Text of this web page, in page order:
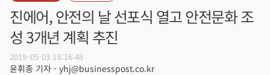
진에어, 안전의 날 선포식 열고 안전문화 조
성 3개년 계획 추진
2019-05-03 16:16:48
윤휘종 기자 - yhj@businesspost.co.kr